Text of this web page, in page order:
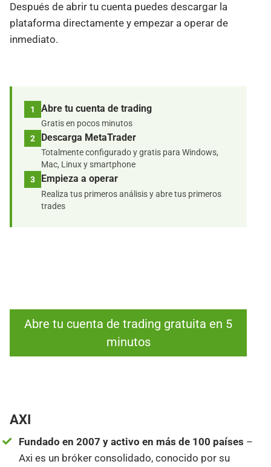
Después de abrir tu cuenta puedes descargar la
plataforma directamente y empezar a operar de
inmediato.
1 Abre tu cuenta de trading
Gratis en pocos minutos
2
Descarga MetaTrader
Totalmente configurado y gratis para Windows,
Mac, Linux y smartphone
3
Empieza a operar
Realiza tus primeros análisis y abre tus primeros
trades
Abre tu cuenta de trading gratuita en 5
minutos
AXI
Fundado en 2007 y activo en más de 100 países –
Axi es un bróker consolidado, conocido por su